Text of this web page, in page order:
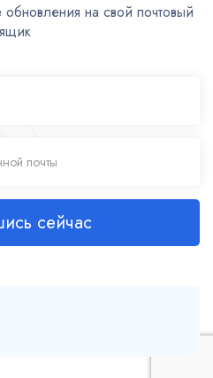
на свой почтовый
ящик
сейчас